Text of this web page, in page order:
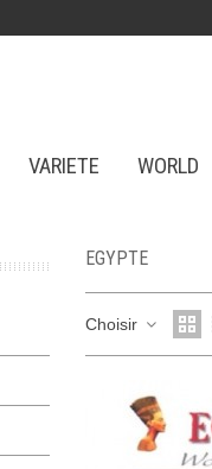
VARIETE WORLD
EGYPTE
Choisir